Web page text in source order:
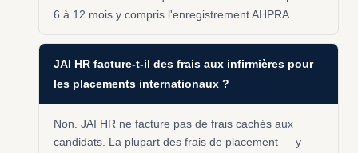
6 à 12 mois y compris l'enregistrement AHPRA.
JAI HR facture-t-il des frais aux infirmières pour
les placements internationaux ?
Non. JAI HR ne facture pas de frais cachés aux
candidats. La plupart des frais de placement — y